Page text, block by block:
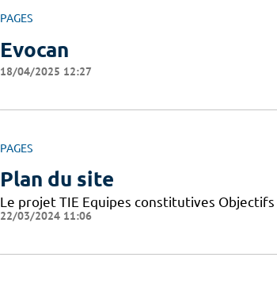
PAGES
Evocan
18/04/2025 12:27
PAGES
Plan du site
Le projet TIE Equipes constitutives
22/03/2024 11:06